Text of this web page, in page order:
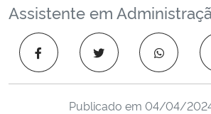
Ministério da Agricultura, Pecuária e Abastecimento
Ministério da Educação
Ministério da Cidadania
Assistente em
Publicado em 04/04/